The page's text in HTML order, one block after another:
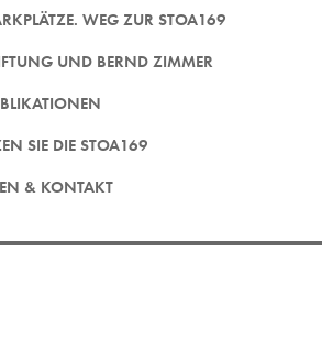
WEG ZUR STOA169
UND BERND ZIMMER
SIE DIE STOA169
& KONTAKT